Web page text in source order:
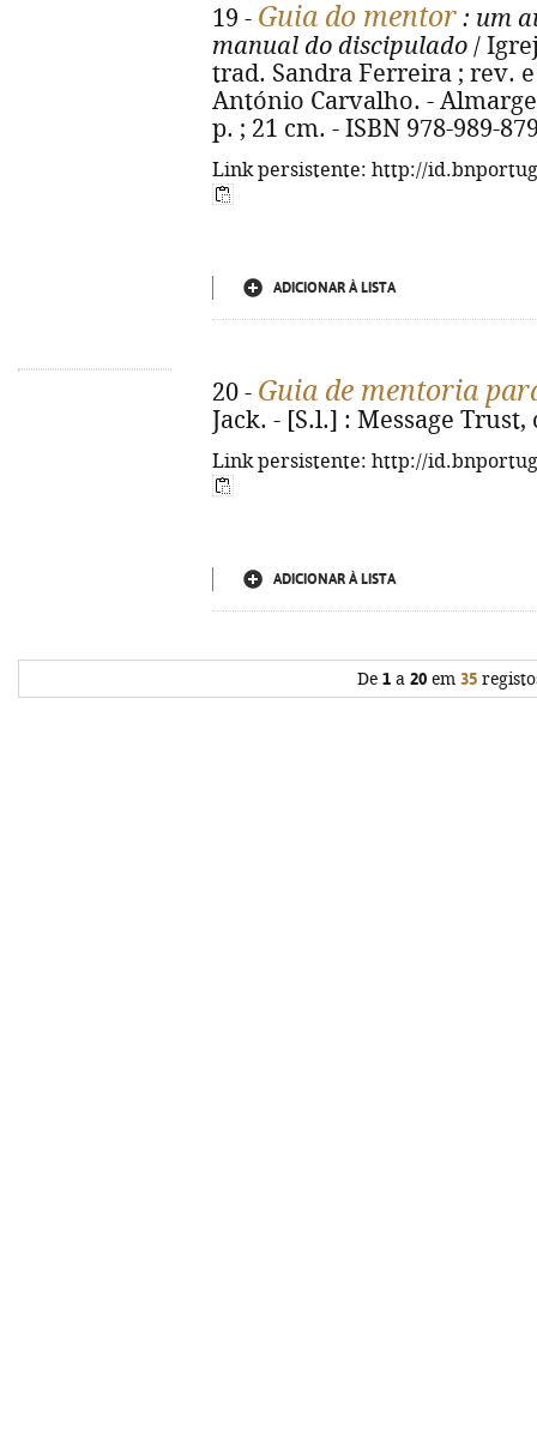
19 - Guia do mentor : um
manual do discipulado /
trad. Sandra Ferreira ; rev.
António Carvalho. -
p. ; 21 cm. - ISBN 978-989-
Link persistente: http://
ADICIONAR À LISTA
20 - Guia de mentoria
Jack. - [S.l.] : Message Trust,
Link persistente: http://
ADICIONAR À LISTA
De 1a 20em 35